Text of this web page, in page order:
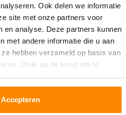
Ook delen we informatie
site met onze partners voor
en analyse. Deze partners kunnen
met andere informatie die u aan
hebben verzameld op basis van
Druk op de knop om te
Accepteren